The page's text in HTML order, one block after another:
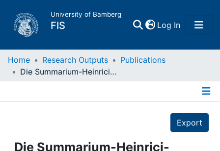
University of Bamberg
FIS Log In(current)
Home
Projects
Home Research Outputs
Publications
Die Summarium-Heinrici-Glossen der Handschrift Basel ÖBU. B X 18
Export
Die Summarium-Heinrici-